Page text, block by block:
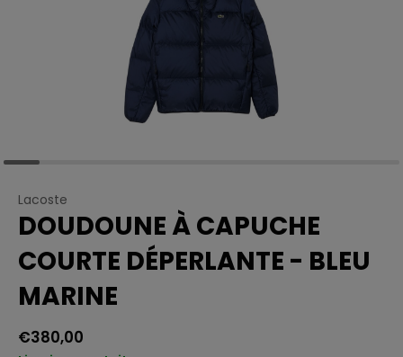
Lacoste
DOUDOUNE À CAPUCHE
COURTE DÉPERLANTE - BLEU
MARINE
€380,00